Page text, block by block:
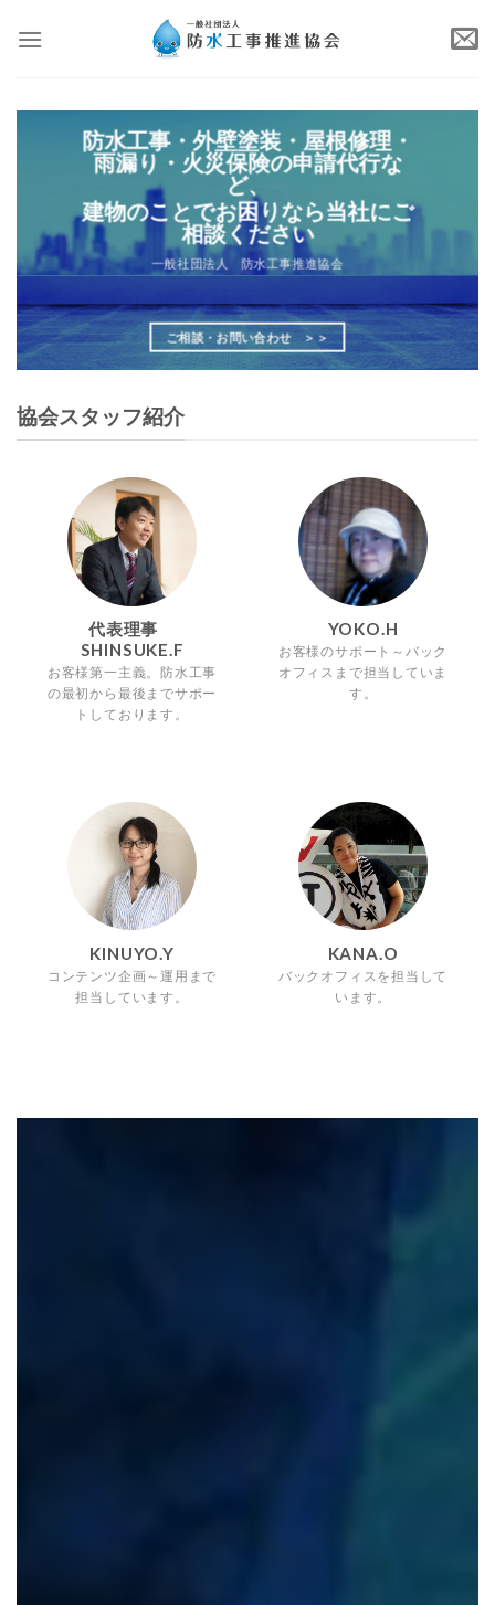
防水工事・外壁塗装・屋根修理・
雨漏り・火災保険の申請代行な
ど、
建物のことでお困りなら当社にご
相談ください
一般社団法人 防水工事推進協会
ご相談・お問い合わせ ＞＞
協会スタッフ紹介
代表理事
SHINSUKE.F
お客様第一主義。防水工事
の最初から最後までサポー
トしております。
YOKO.H
お客様のサポート～バック
オフィスまで担当していま
す。
KINUYO.Y
コンテンツ企画～運用まで
担当しています。
KANA.O
バックオフィスを担当して
います。